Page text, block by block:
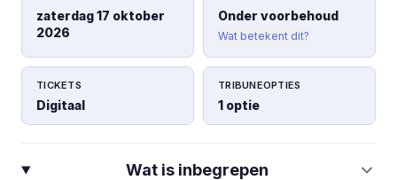
zaterdag 17 oktober
2026
Onder voorbehoud
Wat betekent dit?
TICKETS
Digitaal
TRIBUNEOPTIES
1 optie
Wat is inbegrepen